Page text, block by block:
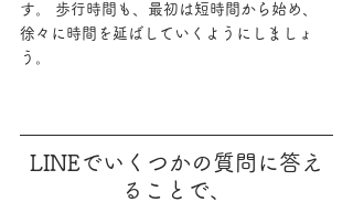
す。 歩行時間も、最初は短時間から始め、
徐々に時間を延ばしていくようにしましょ
う。
LINEでいくつかの質問に答え
ることで、